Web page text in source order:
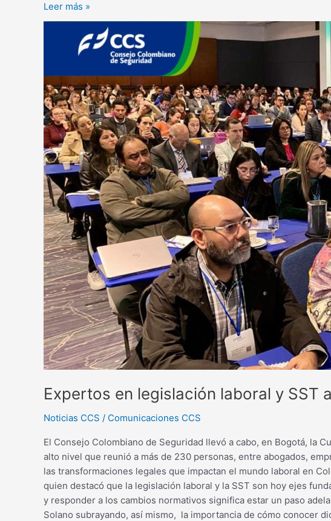
Leer más »
Expertos en legislación laboral y SST
Noticias CCS / Comunicaciones CCS
El Consejo Colombiano de Seguridad llevó a cabo, en Bogotá, la
alto nivel que reunió a más de 230 personas, entre abogados,
las transformaciones legales que impactan el mundo laboral en
quien destacó que la legislación laboral y la SST son hoy ejes
y responder a los cambios normativos significa estar un paso
Solano subrayando, así mismo, la importancia de cómo conocer
legislación
y
SST
analizaron
la
agenda
jurídica
del
presente
y
futuro
laboral